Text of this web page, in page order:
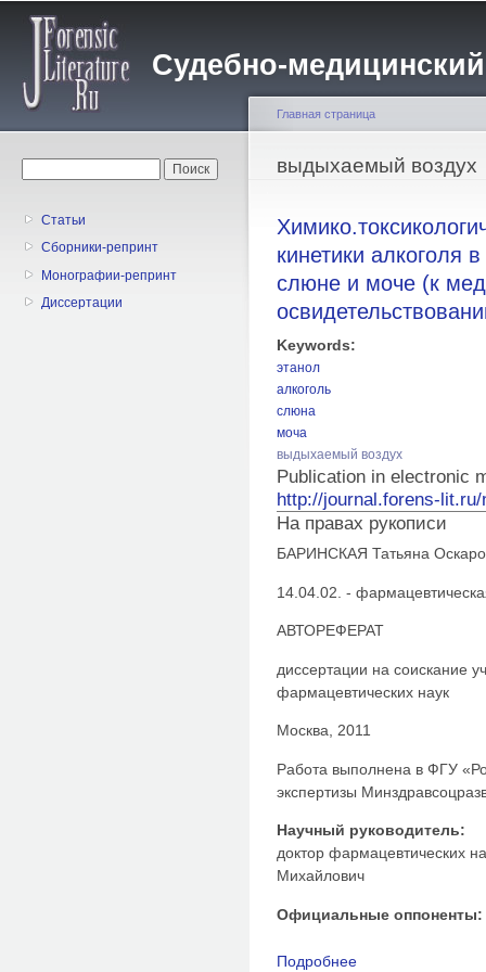
Судебно-
Статьи
Сборники-репринт
Монографии-репринт
Диссертации
Вы здесь
Главная страница
выдыхаемый воздух
кинетики алкоголя
слюне и моче (к
Keywords:
этанол
алкоголь
слюна
моча
выдыхаемый воздух
Publication in electronic
http://journal.forens-lit.ru/
На правах рукописи
БАРИНСКАЯ Татьяна
14.04.02. -
АВТОРЕФЕРАТ
диссертации на соискание
фармацевтических наук
Москва, 2011
Работа выполнена в ФГУ
экспертизы
Научный руководитель:
доктор фармацевтических
Михайлович
Официальные оппоненты:
Подробнее